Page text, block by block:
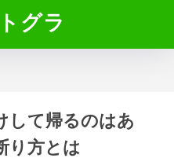
グラ
して帰るのはあ
り方とは